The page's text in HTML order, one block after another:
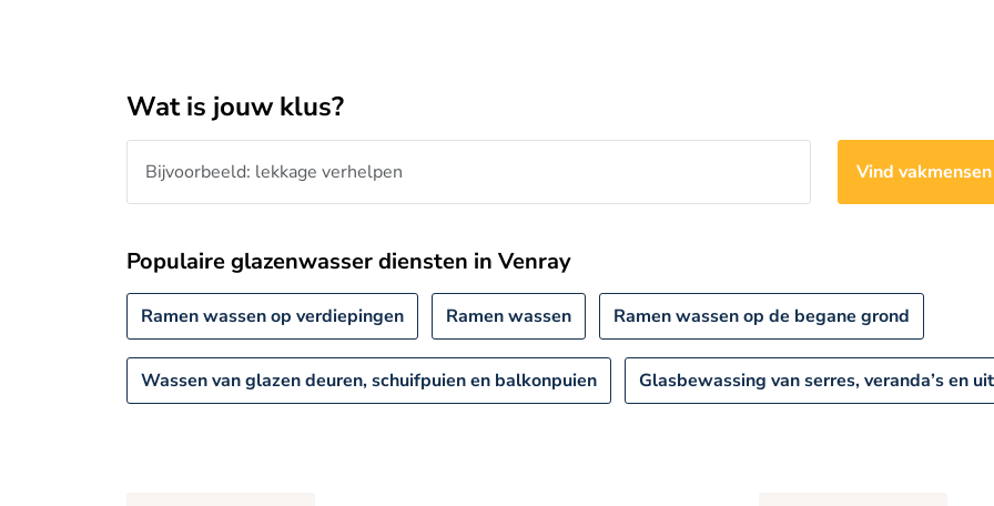
Wat is jouw klus?
Vind vakmensen
Populaire glazenwasser diensten in Venray
Ramen wassen op verdiepingen Ramen wassen Ramen wassen op de begane grond
Wassen van glazen deuren, schuifpuien en balkonpuien Glasbewassing van serres, veranda’s en